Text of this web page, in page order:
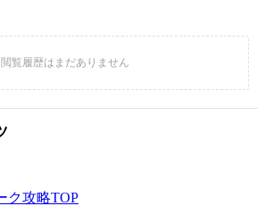
ク攻略TOP